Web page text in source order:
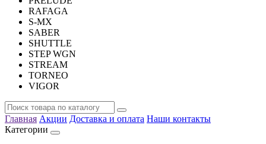
RAFAGA
S-MX
SABER
SHUTTLE
STEP WGN
STREAM
TORNEO
VIGOR
Главная Акции Доставка и оплата Наши контакты
Категории